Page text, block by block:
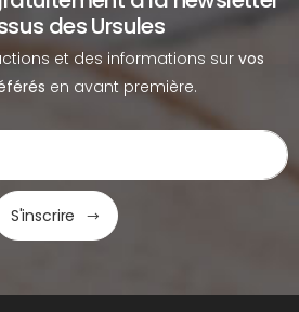
des Ursules
et des informations sur vos
en avant première.
S'inscrire